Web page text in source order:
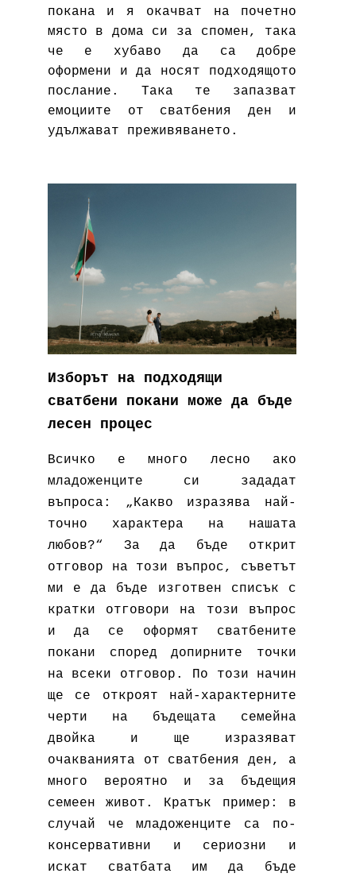
покана и я окачват на почетно
място в дома си за спомен, така
че е хубаво да са добре
оформени и да носят подходящото
послание. Така те запазват
емоциите от сватбения ден и
удължават преживяването.
Изборът на подходящи
сватбени покани може да бъде
лесен процес
Всичко е много лесно ако
младоженците си зададат
въпроса: „Какво изразява най-
точно характера на нашата
любов?“ За да бъде открит
отговор на този въпрос, съветът
ми е да бъде изготвен списък с
кратки отговори на този въпрос
и да се оформят сватбените
покани според допирните точки
на всеки отговор. По този начин
ще се откроят най-характерните
черти на бъдещата семейна
двойка и ще изразяват
очакванията от сватбения ден, а
много вероятно и за бъдещия
семеен живот. Кратък пример: в
случай че младоженците са по-
консервативни и сериозни и
искат сватбата им да бъде